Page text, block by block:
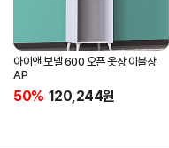
아이앤 보넬 600 오픈 옷장 이불장
AP
50% 120,244원